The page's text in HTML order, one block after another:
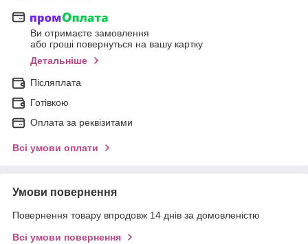
Ви отримаєте замовлення
або гроші повернуться на вашу картку
Детальніше
Післяплата
Готівкою
Оплата за реквізитами
Всі умови оплати
Умови повернення
Повернення товару впродовж 14 днів за домовленістю
Всі умови повернення